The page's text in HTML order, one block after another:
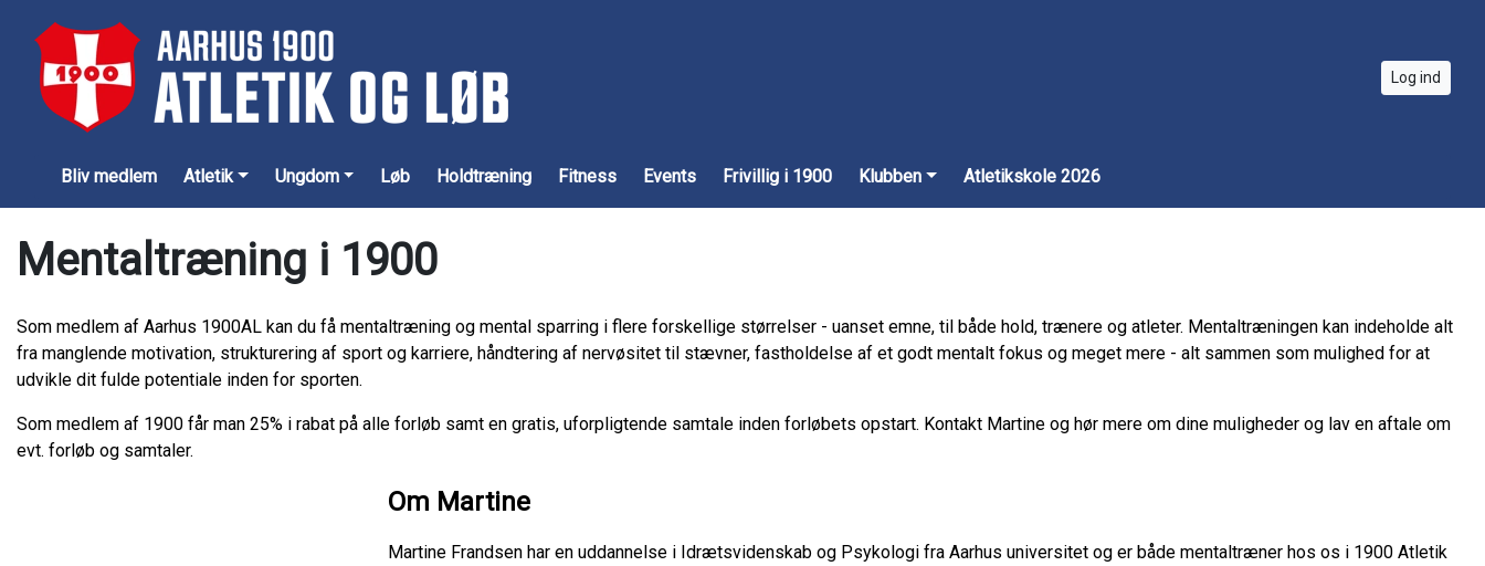
Log ind
Bliv medlem Atletik Ungdom Løb Holdtræning Fitness Events Frivillig i 1900 Klubben Atletikskole 2026
Mentaltræning i 1900
Som medlem af Aarhus 1900AL kan du få mentaltræning og mental sparring i flere forskellige størrelser - uanset emne, til både hold, trænere og atleter. Mentaltræningen kan indeholde alt
fra manglende motivation, strukturering af sport og karriere, håndtering af nervøsitet til stævner, fastholdelse af et godt mentalt fokus og meget mere - alt sammen som mulighed for at
udvikle dit fulde potentiale inden for sporten.
Som medlem af 1900 får man 25% i rabat på alle forløb samt en gratis, uforpligtende samtale inden forløbets opstart. Kontakt Martine og hør mere om dine muligheder og lav en aftale om
evt. forløb og samtaler.
Om Martine
Martine Frandsen har en uddannelse i Idrætsvidenskab og Psykologi fra Aarhus universitet og er både mentaltræner hos os i 1900 Atletik